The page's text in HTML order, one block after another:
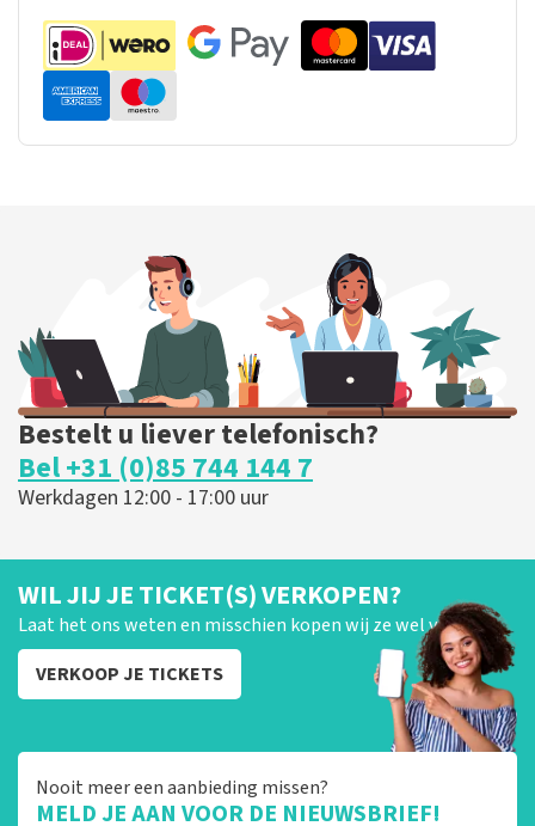
Bestelt u liever telefonisch?
Bel +31 (0)85 744 144 7
Werkdagen 12:00 - 17:00 uur
WIL JIJ JE TICKET(S) VERKOPEN?
Laat het ons weten en misschien kopen wij ze wel van je!
VERKOOP JE TICKETS
Nooit meer een aanbieding missen?
MELD JE AAN VOOR DE NIEUWSBRIEF!